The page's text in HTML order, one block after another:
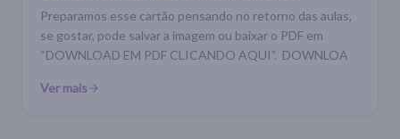
Preparamos esse cartão pensando no retorno das aulas,
se gostar, pode salvar a imagem ou baixar o PDF em
“DOWNLOAD EM PDF CLICANDO AQUI”. DOWNLOA
Ver mais